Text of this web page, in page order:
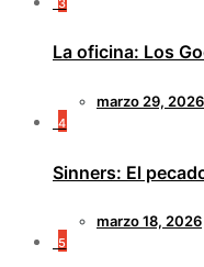
La oficina: Los
marzo 29, 2026
4
Sinners: El
marzo 18, 2026
5